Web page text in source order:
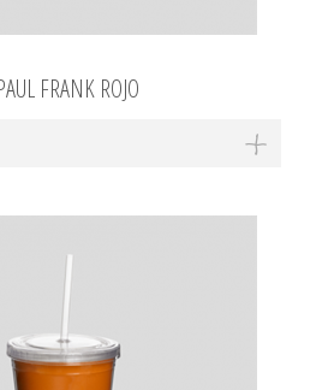
FRANK ROJO